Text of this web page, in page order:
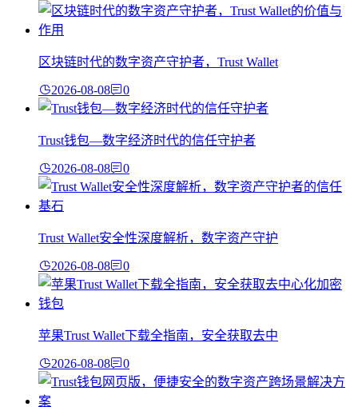
区块链时代的数字资产守护者，Trust Wallet
2026-08-08 0
Trust钱包—数字经济时代的信任守护者
2026-08-08 0
Trust Wallet安全性深度解析，数字资产守护
2026-08-08 0
苹果Trust Wallet下载全指南，安全获取去中
2026-08-08 0